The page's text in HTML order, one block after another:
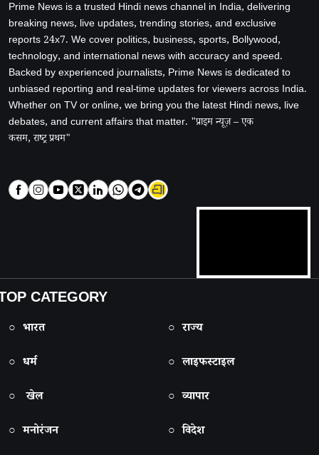
Prime News is a trusted Hindi news channel in India, delivering
breaking news, live updates, trending stories, and exclusive
reports 24x7. We cover politics, business, sports, Bollywood,
technology, and international news with accuracy and speed.
Backed by experienced journalists, Prime News is dedicated to
unbiased reporting and real-time updates for viewers across India.
Whether on TV or online, we bring you the latest Hindi news, live
debates, and current affairs that matter. "प्राइम न्यूज़ – एक
कसम, राष्ट्र प्रथम"
CATEGORY
○ भारत
○ राज्य
○ धर्म
○ लाइफस्टाइल
○ खेल
○ व्यापार
○ मनोरंजन
○ विदेश